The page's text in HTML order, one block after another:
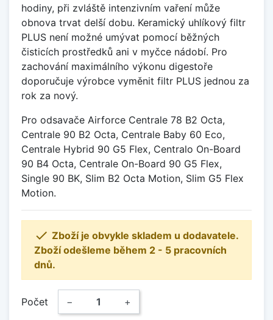
hodiny, při zvláště intenzivním vaření může
obnova trvat delší dobu. Keramický uhlíkový filtr
PLUS není možné umývat pomocí běžných
čisticích prostředků ani v myčce nádobí. Pro
zachování maximálního výkonu digestoře
doporučuje výrobce vyměnit filtr PLUS jednou za
rok za nový.
Pro odsavače Airforce Centrale 78 B2 Octa,
Centrale 90 B2 Octa, Centrale Baby 60 Eco,
Centrale Hybrid 90 G5 Flex, Centralo On-Board
90 B4 Octa, Centrale On-Board 90 G5 Flex,
Single 90 BK, Slim B2 Octa Motion, Slim G5 Flex
Motion.
 Zboží je obvykle skladem u dodavatele.
Zboží odešleme během 2 - 5 pracovních
dnů.
Počet − +